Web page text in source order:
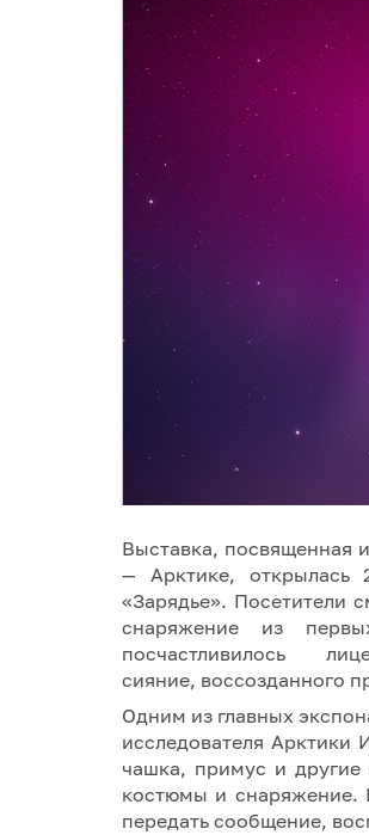
Выставка, посвященная
— Арктике, открылась
«Зарядье». Посетители
снаряжение из
посчастливилось
сияние, воссозданного
Одним из главных
исследователя Арктики
чашка, примус и другие
костюмы и снаряжение.
передать сообщение,